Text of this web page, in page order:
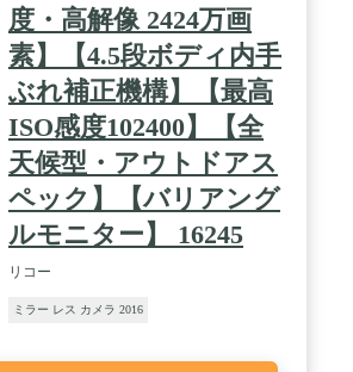
度・高解像 2424万画
素】【4.5段ボディ内手
ぶれ補正機構】【最高
ISO感度102400】【全
天候型・アウトドアス
ペック】【バリアング
ルモニター】 16245
リコー
ミラー レス カメラ 2016